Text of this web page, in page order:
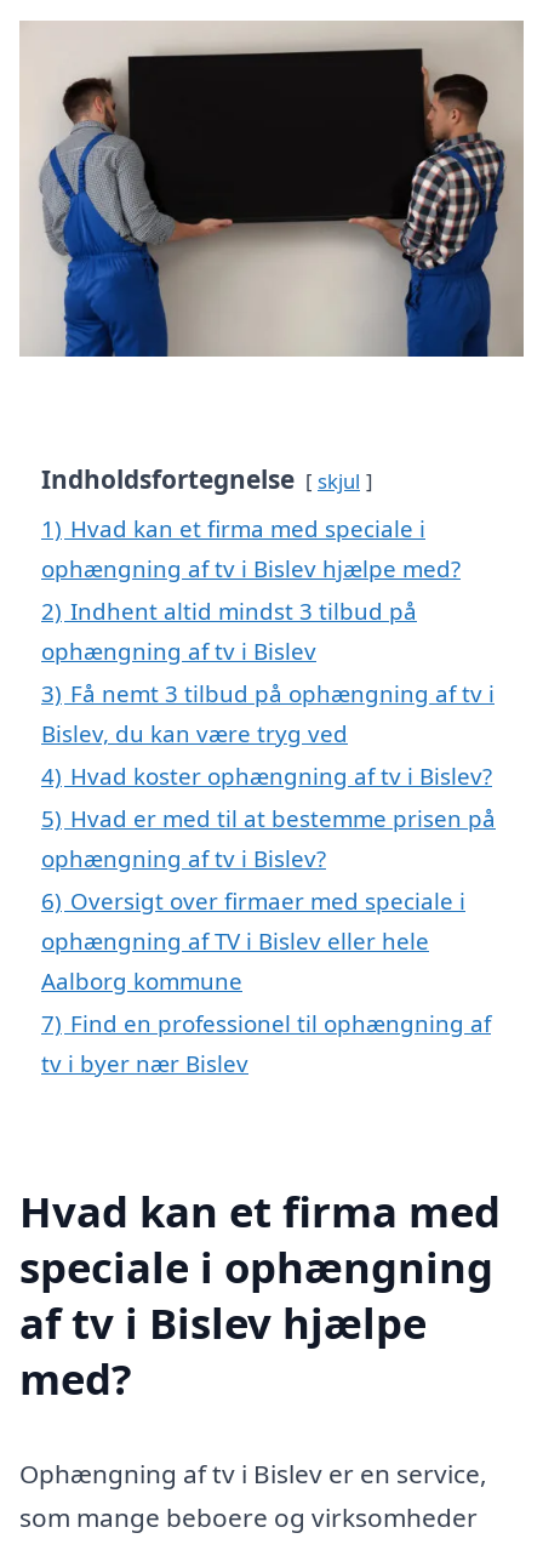
Indholdsfortegnelse skjul
1) Hvad kan et firma med speciale i
ophængning af tv i Bislev hjælpe med?
2) Indhent altid mindst 3 tilbud på
ophængning af tv i Bislev
3) Få nemt 3 tilbud på ophængning af tv i
Bislev, du kan være tryg ved
4) Hvad koster ophængning af tv i Bislev?
5) Hvad er med til at bestemme prisen på
ophængning af tv i Bislev?
6) Oversigt over firmaer med speciale i
ophængning af TV i Bislev eller hele
Aalborg kommune
7) Find en professionel til ophængning af
tv i byer nær Bislev
Hvad kan et firma med
speciale i ophængning
af tv i Bislev hjælpe
med?
Ophængning af tv i Bislev er en service,
som mange beboere og virksomheder